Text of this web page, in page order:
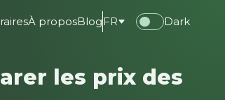
À proposBlog FR Dark
les prix des